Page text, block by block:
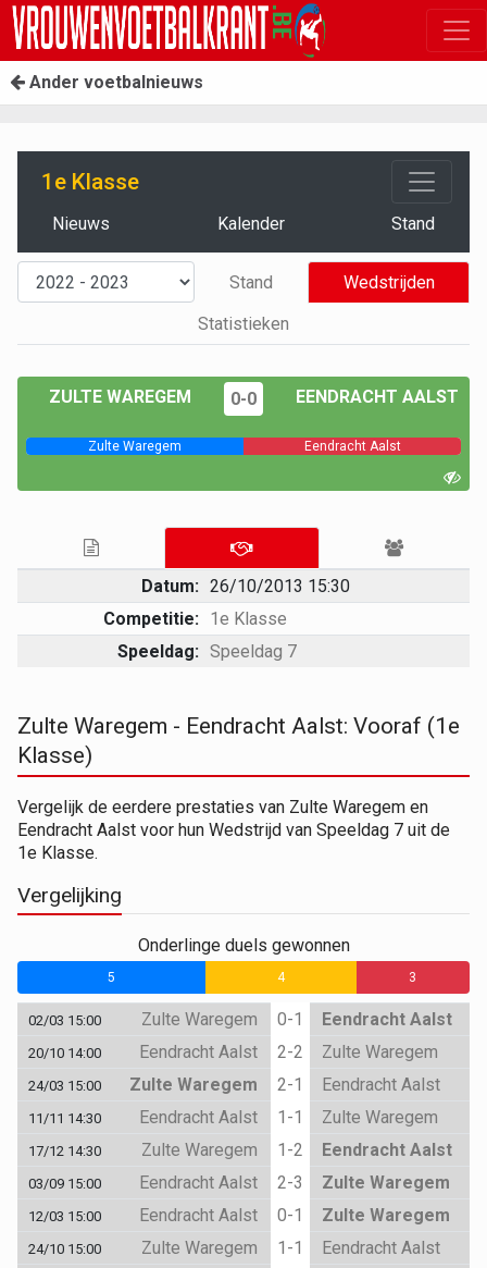
Ander voetbalnieuws
1e Klasse
Nieuws Kalender Stand
Stand
Wedstrijden
Statistieken
ZULTE WAREGEM 0-0 EENDRACHT AALST
Zulte Waregem Eendracht Aalst
Datum: 26/10/2013 15:30
Competitie: 1e Klasse
Speeldag: Speeldag 7
Zulte Waregem - Eendracht Aalst: Vooraf (1e
Klasse)
Vergelijk de eerdere prestaties van Zulte Waregem en
Eendracht Aalst voor hun Wedstrijd van Speeldag 7 uit de
1e Klasse.
Vergelijking
Onderlinge duels gewonnen
5 4 3
02/03 15:00 Zulte Waregem 0-1 Eendracht Aalst
20/10 14:00 Eendracht Aalst 2-2 Zulte Waregem
24/03 15:00 Zulte Waregem 2-1 Eendracht Aalst
11/11 14:30 Eendracht Aalst 1-1 Zulte Waregem
17/12 14:30 Zulte Waregem 1-2 Eendracht Aalst
03/09 15:00 Eendracht Aalst 2-3 Zulte Waregem
12/03 15:00 Eendracht Aalst 0-1 Zulte Waregem
24/10 15:00 Zulte Waregem 1-1 Eendracht Aalst